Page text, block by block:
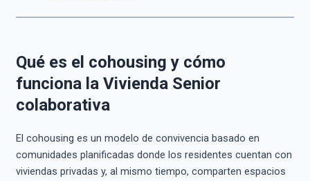
Qué es el cohousing y cómo
funciona la Vivienda Senior
colaborativa
El cohousing es un modelo de convivencia basado en
comunidades planificadas donde los residentes cuentan con
viviendas privadas y, al mismo tiempo, comparten espacios